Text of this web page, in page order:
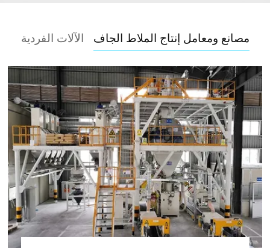
مصانع ومعامل إنتاج الملاط الجاف الآلات الفردية